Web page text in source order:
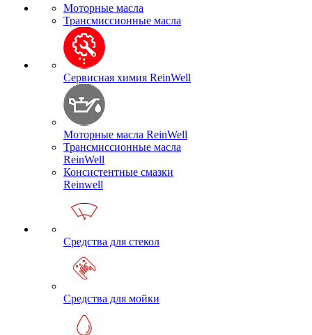
Моторные масла
Трансмиссионные масла
Сервисная химия ReinWell
Моторные масла ReinWell
Трансмиссионные масла
ReinWell
Консистентные смазки
Reinwell
Средства для стекол
Средства для мойки